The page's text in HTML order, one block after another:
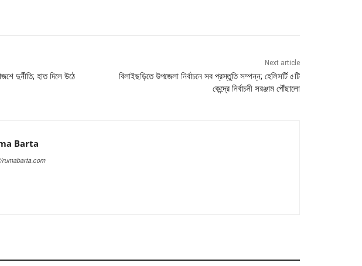
দুর্নীতি; হাত দিলে উঠে
Next article
বিলাইছড়িতে উপজেলা নির্বাচনে সব প্রস্তুতি সম্পন্ন; হেলিসর্টি ৫টি
কেন্দ্রে নির্বাচনী সরঞ্জাম পৌঁছালো
Barta
rumabarta.com